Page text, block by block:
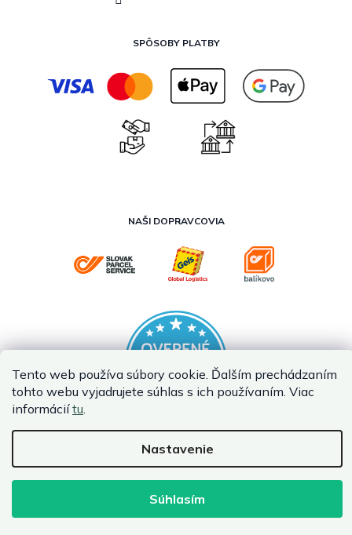
Tento web používa súbory cookie. Ďalším prechádzaním
tohto webu vyjadrujete súhlas s ich používaním. Viac
informáciítu.
Nastavenie
Súhlasím
SPÔSOBY PLATBY
NAŠI DOPRAVCOVIA
Vytvoril Shoptet Premium
Copyright 2026InternetovaZahrada.sk. Všetky práva vyhradené.